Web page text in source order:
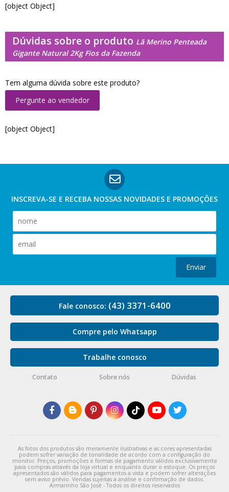
[object Object]
Dúvidas sobre o produto Lã Merino Penteada
Gigante Natural 2Kg Fios da Fazenda
Tem alguma dúvida sobre este produto?
Pergunte ao vendedor
[object Object]
INSCREVA-SE E RECEBA NOSSAS NOVIDADES E PROMOÇÕES
Enviar
Fale conosco: (43) 3371-6400
Compre pelo Whatsapp
Trabalhe conosco
Contato Sobre nós Dúvidas
As fotos dos produtos são meramente ilustrativas e as cores apresentadas
podem sofrer variação de tonalidade de acordo com a configuração do
monitor. Preços, promoções e formas de pagamento válidos exclusivamente
para compras através da loja virtual e enquanto durar o estoque. Os preços
apresentados são válidos para pagamentos a vista e podem sofrer alterações
sem aviso prévio. Vendas sujeitas a análise e confirmação de dados.
Armarinho São José - Todos os direitos reservados